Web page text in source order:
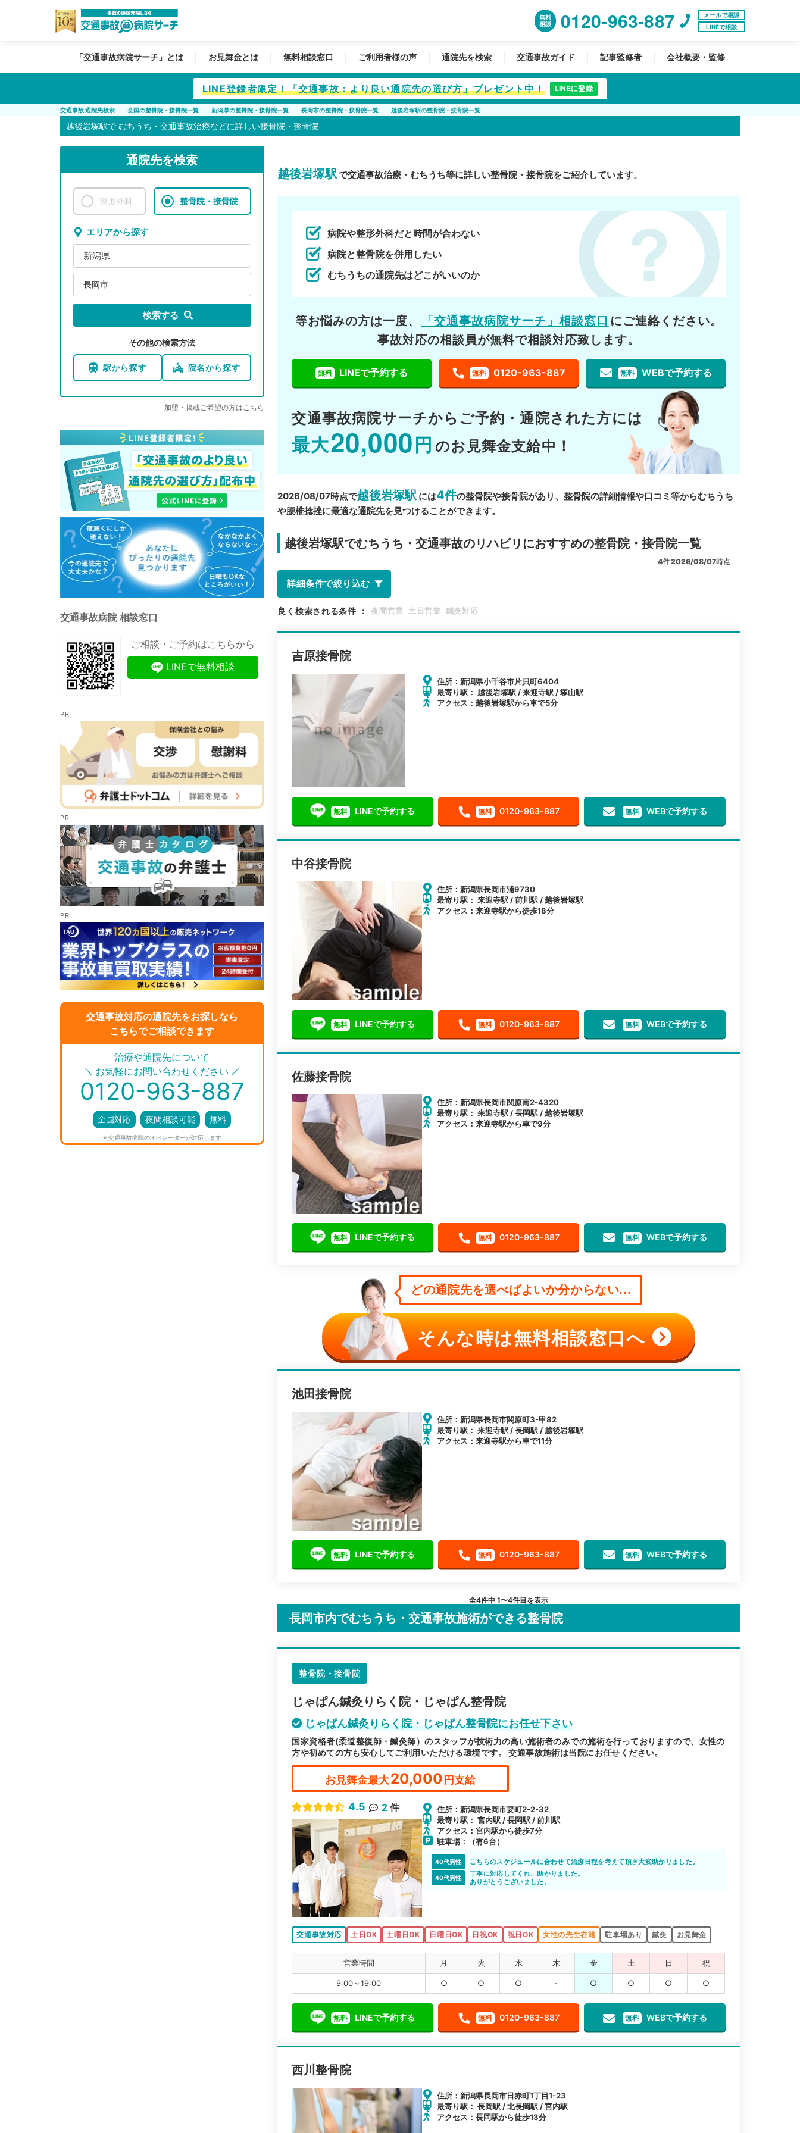
無料
相談
0120-963-887
メールで相談
LINEで相談
「交通事故病院サーチ」とは お見舞金とは 無料相談窓口 ご利用者様の声 通院先を検索 交通事故ガイド 記事監修者 会社概要・監修
LINE登録者限定！「交通事故：より良い通院先の選び方」プレゼント中！ LINEに登録
交通事故 通院先検索 全国の整骨院・接骨院一覧 新潟県の整骨院・接骨院一覧 長岡市の整骨院・接骨院一覧 越後岩塚駅の整骨院・接骨院一覧
越後岩塚駅で むちうち・交通事故治療などに詳しい接骨院・整骨院
通院先を検索
整形外科 整骨院・接骨院
エリアから探す
新潟県
長岡市
検索する
その他の検索方法
駅から探す 院名から探す
加盟・掲載ご希望の方はこちら
交通事故病院 相談窓口
ご相談・ご予約はこちらから
LINEで無料相談
交通事故対応の通院先をお探しなら
こちらでご相談できます
＼ ／
治療や通院先について
お気軽にお問い合わせください
0120-963-887
全国対応 夜間相談可能 無料
※ 交通事故病院のオペレーターが対応します
越後岩塚駅で交通事故治療・むちうち等に詳しい整骨院・接骨院をご紹介しています。
病院や整形外科だと時間が合わない
病院と整骨院を併用したい
むちうちの通院先はどこがいいのか
等お悩みの方は一度、 「交通事故病院サーチ」相談窓口 にご連絡ください。
事故対応の相談員が無料で相談対応致します。
無料 LINEで予約する 無料 0120-963-887 無料 WEBで予約する
交通事故病院サーチから ご予約・通院された方には
最大20,000 円 のお見舞金支給中！
2026/08/07時点で越後岩塚駅 には4件の整骨院や接骨院があり、整骨院の詳細情報や口コミ等からむちうち
や腰椎捻挫に最適な通院先を見つけることができます。
越後岩塚駅でむちうち・交通事故のリハビリにおすすめの整骨院・接骨院一覧
4件2026/08/07時点
詳細条件で絞り込む
良く検索される条件 ： 夜間営業 土日営業 鍼灸対応
吉原接骨院
住所：新潟県小千谷市片貝町6404
最寄り駅： 越後岩塚駅 / 来迎寺駅 / 塚山駅
アクセス：越後岩塚駅から車で5分
無料 LINEで予約する 無料 0120-963-887 無料 WEBで予約する
中谷接骨院
住所：新潟県長岡市浦9730
最寄り駅： 来迎寺駅 / 前川駅 / 越後岩塚駅
アクセス：来迎寺駅から徒歩18分
無料 LINEで予約する 無料 0120-963-887 無料 WEBで予約する
佐藤接骨院
住所：新潟県長岡市関原南2-4320
最寄り駅： 来迎寺駅 / 長岡駅 / 越後岩塚駅
アクセス：来迎寺駅から車で9分
無料 LINEで予約する 無料 0120-963-887 無料 WEBで予約する
どの通院先を選べばよいか分からない...
そんな時は無料相談窓口へ
池田接骨院
住所：新潟県長岡市関原町3-甲82
最寄り駅： 来迎寺駅 / 長岡駅 / 越後岩塚駅
アクセス：来迎寺駅から車で11分
無料 LINEで予約する 無料 0120-963-887 無料 WEBで予約する
全4件中 1〜4件目を表示
長岡市内でむちうち・交通事故施術ができる整骨院
整骨院・接骨院
じゃぱん鍼灸りらく院・じゃぱん整骨院
じゃぱん鍼灸りらく院・じゃぱん整骨院にお任せ下さい
国家資格者(柔道整復師・鍼灸師）のスタッフが技術力の高い施術者のみでの施術を行っておりますので、女性の
方や初めての方も安心してご利用いただける環境です。 交通事故施術は当院にお任せください。
お見舞金最大20,000円支給
4.5 2 件
住所：新潟県長岡市要町2-2-32
最寄り駅： 宮内駅 / 長岡駅 / 前川駅
アクセス：宮内駅から徒歩7分
駐車場：（有6台）
40代男性 こちらのスケジュールに合わせて治療日程を考えて頂き大変助かりました。
40代男性
丁寧に対応してくれ、助かりました。
ありがとうございました。
交通事故対応 土日OK 土曜日OK 日曜日OK 日祝OK 祝日OK 女性の先生在籍 駐車場あり 鍼灸 お見舞金
営業時間 月 火 水 木 金 土 日 祝
9:00～19:00 ○ ○ ○ - ○ ○ ○ ○
無料 LINEで予約する 無料 0120-963-887 無料 WEBで予約する
西川整骨院
住所：新潟県長岡市日赤町1丁目1-23
最寄り駅： 長岡駅 / 北長岡駅 / 宮内駅
アクセス：長岡駅から徒歩13分